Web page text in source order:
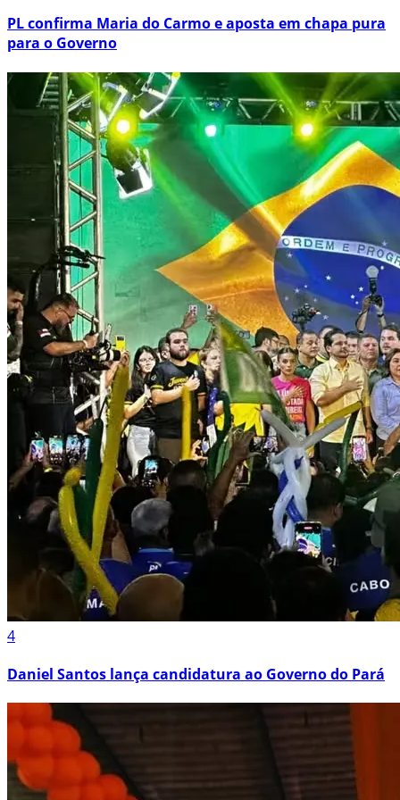
PL confirma Maria do Carmo e aposta em chapa pura
para o Governo
4
Daniel Santos lança candidatura ao Governo do Pará